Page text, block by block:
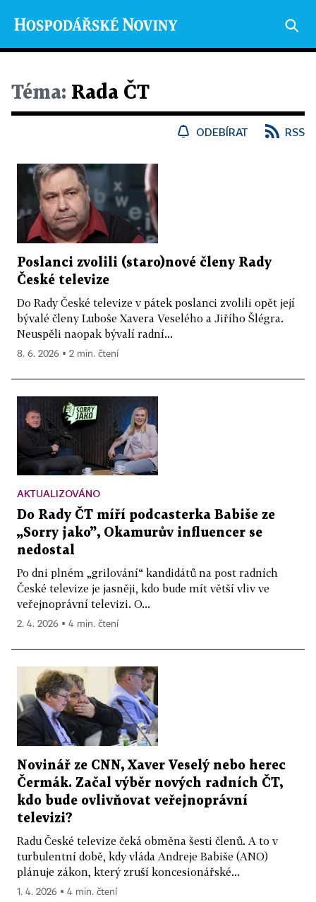
Téma: Rada ČT
ODEBÍRAT RSS
Poslanci zvolili (staro)nové členy Rady
České televize
Do Rady České televize v pátek poslanci zvolili opět její
bývalé členy Luboše Xavera Veselého a Jiřího Šlégra.
Neuspěli naopak bývalí radní...
8. 6. 2026 ▪ 2 min. čtení
AKTUALIZOVÁNO
Do Rady ČT míří podcasterka Babiše ze
„Sorry jako”, Okamurův influencer se
nedostal
Po dni plném „grilování“ kandidátů na post radních
České televize je jasněji, kdo bude mít větší vliv ve
veřejnoprávní televizi. O...
2. 4. 2026 ▪ 4 min. čtení
Novinář ze CNN, Xaver Veselý nebo herec
Čermák. Začal výběr nových radních ČT,
kdo bude ovlivňovat veřejnoprávní
televizi?
Radu České televize čeká obměna šesti členů. A to v
turbulentní době, kdy vláda Andreje Babiše (ANO)
plánuje zákon, který zruší koncesionářské...
1. 4. 2026 ▪ 4 min. čtení